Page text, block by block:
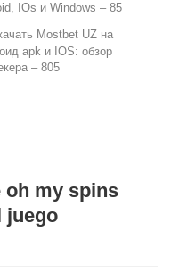
IOs и Windows – 85
Mostbet UZ на
apk и IOS: обзор
– 805
oh my spins
juego